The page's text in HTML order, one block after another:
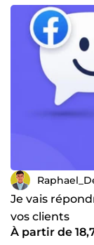
Je vais
vos clients
À partir de